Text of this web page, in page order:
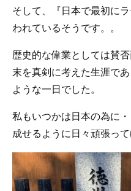
そして、『日本で最初に
われているそうです。。
歴史的な偉業としては賛
末を真剣に考えた生涯で
ような一日でした。
私もいつかは日本の為に
成せるように日々頑張って